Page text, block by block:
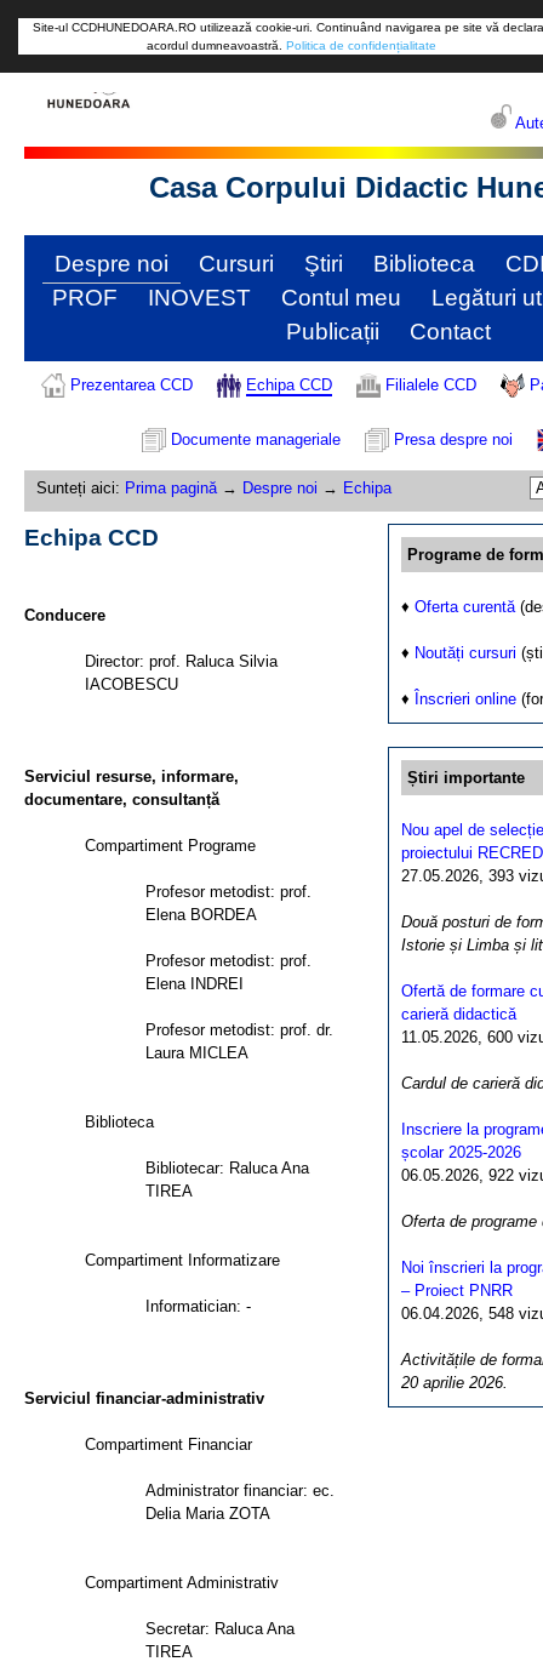
Site-ul CCDHUNEDOARA.RO utilizează cookie-uri. Continuând navigarea pe site vă
acordul dumneavoastră. Politica de confidențialitate
Casa Corpului Didactic
Despre noi Cursuri Ştiri Biblioteca
PROF
INOVEST Contul meu
Legături
Publicații
Contact
Prezentarea CCD Echipa CCD Filialele CCD
Documente manageriale Presa despre noi
Sunteți aici: Prima pagină→ Despre noi → Echipa
Programe de
♦ Oferta curentă
♦ Noutăți cursuri
♦ Înscrieri online
Știri importante
Nou apel de
proiectului RECRED
27.05.2026, 393
Două posturi de
Istorie și Limba și
Ofertă de formare
carieră didactică
11.05.2026, 600
Cardul de carieră
Inscriere la
școlar 2025-2026
06.05.2026, 922
Oferta de programe
Noi înscrieri la
– Proiect PNRR
06.04.2026, 548
Activitățile de
20 aprilie 2026.
Echipa CCD
Conducere
Director: prof. Raluca Silvia
IACOBESCU
Serviciul resurse, informare,
documentare, consultanță
Compartiment Programe
Profesor metodist: prof.
Elena BORDEA
Profesor metodist: prof.
Elena INDREI
Profesor metodist: prof. dr.
Laura MICLEA
Biblioteca
Bibliotecar: Raluca Ana
TIREA
Compartiment Informatizare
Informatician: -
Serviciul financiar-administrativ
Compartiment Financiar
Administrator financiar: ec.
Delia Maria ZOTA
Compartiment Administrativ
Secretar: Raluca Ana
TIREA